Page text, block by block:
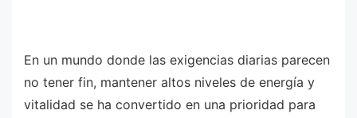
En un mundo donde las exigencias diarias parecen
no tener fin, mantener altos niveles de energía y
vitalidad se ha convertido en una prioridad para